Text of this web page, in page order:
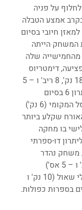
על פניה
אמצע הטבלה
חיובי בסיום
המשחק הייתה
שלה
שחזר מפציעה, דימטריוס
אס') ורועי בכר (13 נק') – כל הדרך ליתרון 6 בסיום
המחצית הראשונה. אלא שדווקא הספסל המקומי (6 נק')
שקלע ביותר
בו מחקה
דו-ספרתי
מקבלת משחק נהדר
מצמד הזרים קינדל היל (20 נק', 10 ריב' ו – 5 אס')
וסמקלו קוולה (26 נק' ו – 5 ריב') ומעילי שאול (10 נק' ו